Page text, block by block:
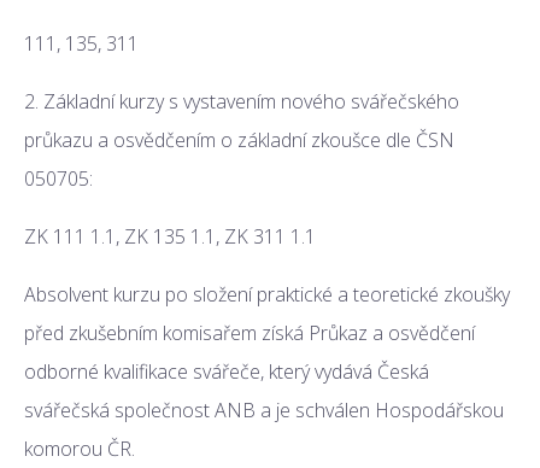
111, 135, 311
2. Základní kurzy s vystavením nového svářečského
průkazu a osvědčením o základní zkoušce dle ČSN
050705:
ZK 111 1.1, ZK 135 1.1, ZK 311 1.1
Absolvent kurzu po složení praktické a teoretické zkoušky
před zkušebním komisařem získá Průkaz a osvědčení
odborné kvalifikace svářeče, který vydává Česká
svářečská společnost ANB a je schválen Hospodářskou
komorou ČR.